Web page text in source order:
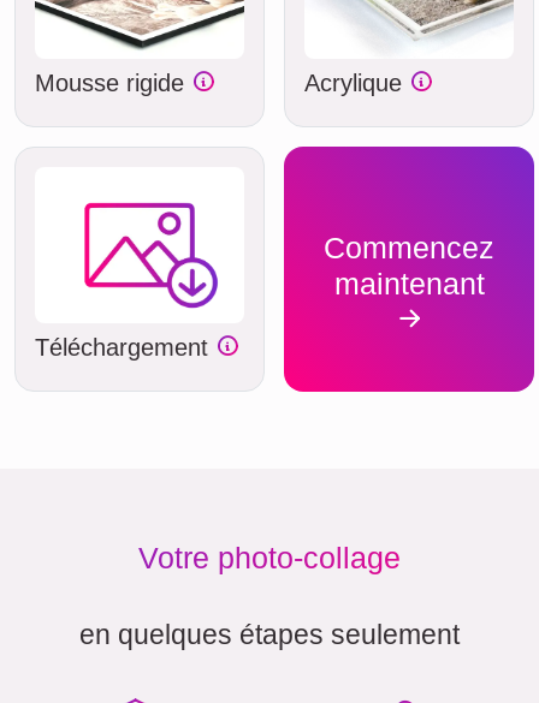
Mousse rigide Acrylique
Téléchargement
Commencez
maintenant
Votre photo-collage
en quelques étapes seulement